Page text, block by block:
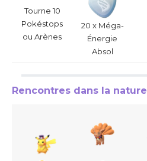
Tourne 10
Pokéstops
ou Arènes
20 x Méga-
Énergie
Absol
Rencontres dans la nature